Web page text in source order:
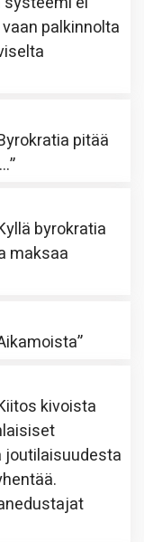
palkinnolta
pitää
”
byrokratia
maksaa
”
kivoista